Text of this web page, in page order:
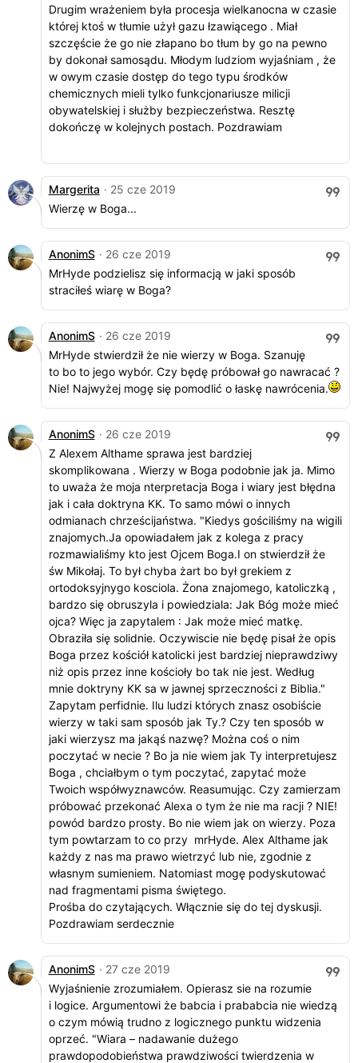
Drugim wrażeniem była procesja wielkanocna w czasie
której ktoś w tłumie użył gazu łzawiącego . Miał
szczęście że go nie złapano bo tłum by go na pewno
by dokonał samosądu. Młodym ludziom wyjaśniam , że
w owym czasie dostęp do tego typu środków
chemicznych mieli tylko funkcjonariusze milicji
obywatelskiej i służby bezpieczeństwa.​ Resztę
dokończę w kolejnych postach. Pozdrawiam
Margerita · 25 cze 2019
Wierzę w Boga...
AnonimS · 26 cze 2019
MrHyde podzielisz się informacją w jaki sposób
straciłeś wiarę w Boga?
AnonimS · 26 cze 2019
MrHyde stwierdził że nie wierzy w Boga. Szanuję
to bo to jego wybór. Czy będę próbował go nawracać ?
Nie! Najwyżej mogę się pomodlić o łaskę nawrócenia.
AnonimS · 26 cze 2019
Z Alexem Althame sprawa jest bardziej
skomplikowana . Wierzy w Boga podobnie jak ja. Mimo
to uważa że moja nterpretacja Boga i wiary jest błędna
jak i cała doktryna KK. To samo mówi o innych
odmianach chrześcijaństwa. "Kiedys gościliśmy na wigili
znajomych.Ja opowiadałem jak z kolega z pracy
rozmawialiśmy kto jest Ojcem Boga.I on stwierdził że
św Mikołaj. To był chyba żart bo był grekiem z
ortodoksyjnygo kosciola. Żona znajomego, katoliczką ,
bardzo się obruszyla i powiedziala: Jak Bóg może mieć
ojca? Więc ja zapytalem : Jak może mieć matkę.
Obraziła się solidnie. Oczywiscie nie będę pisał że opis
Boga przez kościół katolicki jest bardziej nieprawdziwy
niż opis przez inne kościoły bo tak nie jest. Według
mnie doktryny KK sa w jawnej sprzeczności z Biblia."
Zapytam perfidnie. Ilu ludzi których znasz osobiście
wierzy w taki sam sposób jak Ty.? Czy ten sposób w
jaki wierzysz ma jakąś nazwę? Można coś o nim
poczytać w necie ? Bo ja nie wiem jak Ty interpretujesz
Boga , chciałbym o tym poczytać, zapytać może
Twoich współwyznawców. Reasumując. Czy zamierzam
próbować przekonać Alexa o tym że nie ma racji ? NIE!
powód bardzo prosty. Bo nie wiem jak on wierzy. Poza
tym powtarzam to co przy mrHyde. Alex Althame jak
każdy z nas ma prawo wietrzyć lub nie, zgodnie z
własnym sumieniem. Natomiast mogę podyskutować
nad fragmentami pisma świętego.
Prośba do czytających. Włącznie się do tej dyskusji.
Pozdrawiam serdecznie
AnonimS · 27 cze 2019
Wyjaśnienie zrozumiałem. Opierasz sie na rozumie
i logice. Argumentowi że babcia i prababcia nie wiedzą
o czym mówią trudno z logicznego punktu widzenia
oprzeć. "Wiara – nadawanie dużego
prawdopodobieństwa prawdziwości twierdzenia w